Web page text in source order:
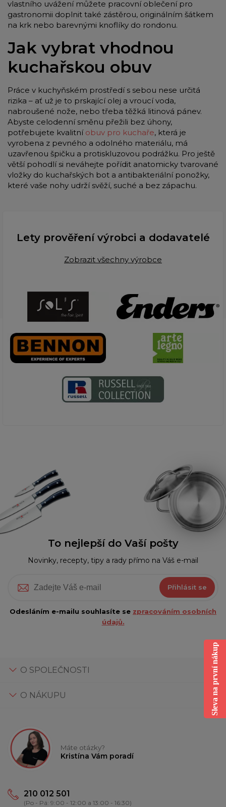
vlastního uvážení můžete pracovní oblečení pro
gastronomii doplnit také zástěrou, originálním šátkem
na krk nebo barevnými knoflíky do rondonu.
Jak vybrat vhodnou
kuchařskou obuv
Práce v kuchyňském prostředí s sebou nese určitá
rizika – ať už je to prskající olej a vroucí voda,
nabroušené nože, nebo třeba těžká litinová pánev.
Abyste celodenní směnu přežili bez úhony,
potřebujete kvalitní obuv pro kuchaře, která je
vyrobena z pevného a odolného materiálu, má
uzavřenou špičku a protiskluzovou podrážku. Pro ještě
větší pohodlí si neváhejte pořídit anatomicky tvarované
vložky do kuchařských bot a antibakteriální ponožky,
které vaše nohy udrží svěží, suché a bez zápachu.
Lety prověření výrobci a dodavatelé
Zobrazit všechny výrobce
To nejlepší do Vaší pošty
Novinky, recepty, tipy a rady přímo na Váš e-mail
Přihlásit se
Odesláním e-mailu souhlasíte se zpracováním osobních
údajů.
O SPOLEČNOSTI
O NÁKUPU
Máte otázky?
Kristína Vám poradí
210 012 501
(Po - Pá: 9:00 - 12:00 a 13:00 - 16:30)
Sleva na první nákup